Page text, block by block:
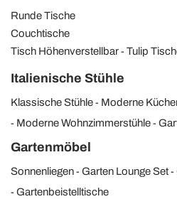
Runde Tische
Couchtische
Tisch Höhenverstellbar
Tulip
Italienische Stühle
Klassische Stühle
Moderne
Moderne Wohnzimmerstühle
Gartenmöbel
Sonnenliegen Garten Lounge Set
Gartenbeistelltische